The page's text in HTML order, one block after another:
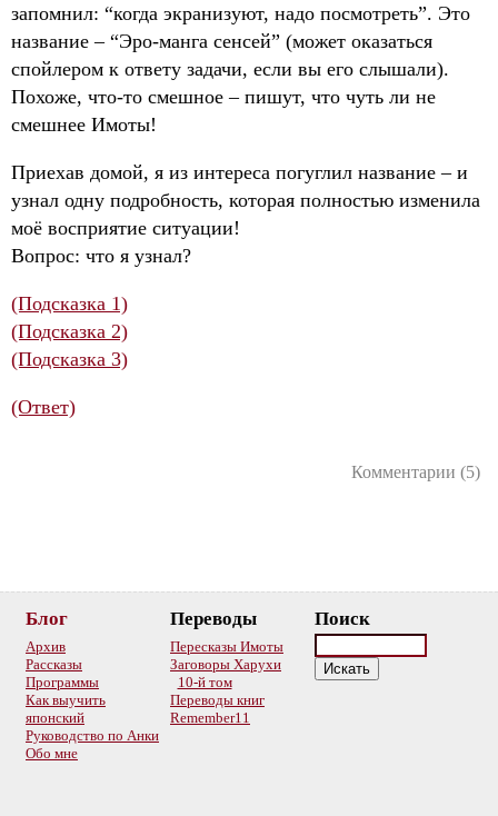
запомнил: “когда экранизуют, надо посмотреть”. Это
название – “Эро-манга сенсей” (может оказаться
спойлером к ответу задачи, если вы его слышали).
Похоже, что-то смешное – пишут, что чуть ли не
смешнее Имоты!
Приехав домой, я из интереса погуглил название – и
узнал одну подробность, которая полностью изменила
моё восприятие ситуации!
Вопрос: что я узнал?
(Подсказка 1)
(Подсказка 2)
(Подсказка 3)
(Ответ)
Комментарии (5)
Блог
Архив
Рассказы
Программы
Как выучить
японский
Руководство по Анки
Обо мне
Переводы
Пересказы Имоты
Заговоры Харухи
10-й том
Переводы книг
Remember11
Поиск